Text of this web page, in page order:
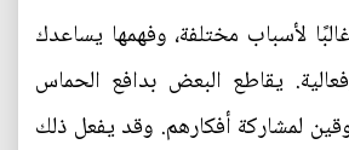
لأسباب مختلفة، وفهمها يساعدك
يقاطع البعض بدافع الحماس
لمشاركة أفكارهم. وقد يفعل ذلك